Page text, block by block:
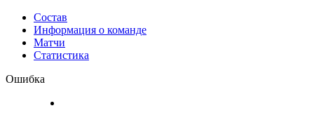
Состав
Информация о команде
Матчи
Статистика
Ошибка